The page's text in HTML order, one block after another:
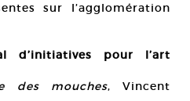
sur l’agglomération
d’initiatives pour l’art
des mouches, Vincent